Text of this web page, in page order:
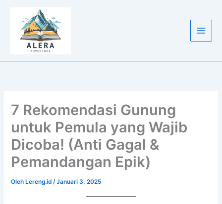
konten
7 Rekomendasi Gunung
untuk Pemula yang Wajib
Dicoba! (Anti Gagal &
Pemandangan Epik)
Oleh Lereng.id/Januari 3, 2025